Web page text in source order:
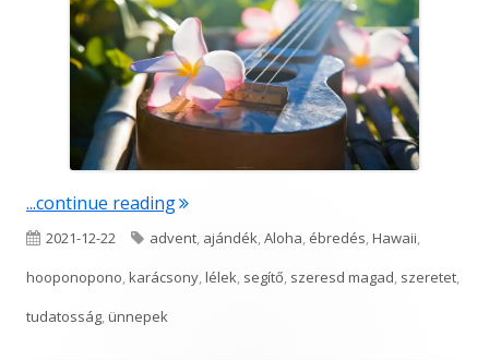
...continue reading"SZERESD MAGAD!"
Published
on
2021-12-22 Tags
advent, ajándék,Aloha, ébredés,Hawaii,
hooponopono,karácsony,lélek, segítő, szeresd magad, szeretet,
tudatosság,ünnepek